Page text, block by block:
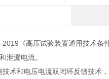
《高压试验装置通用技术
泄漏电流。
术和电压电流双闭环反馈技术